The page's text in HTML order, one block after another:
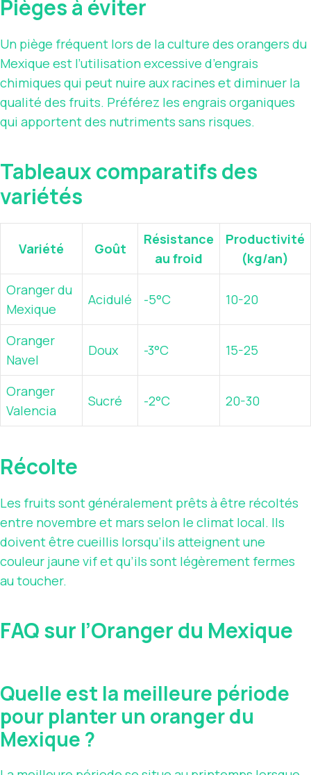
Pièges à éviter
Un piège fréquent lors de la culture des orangers du
Mexique est l’utilisation excessive d’engrais
chimiques qui peut nuire aux racines et diminuer la
qualité des fruits. Préférez les engrais organiques
qui apportent des nutriments sans risques.
Tableaux comparatifs des
variétés
Variété Goût
Résistance
au froid
Productivité
(kg/an)
Oranger du
Mexique
Acidulé -5°C 10-20
Oranger
Navel
Doux -3°C 15-25
Oranger
Valencia
Sucré -2°C 20-30
Récolte
Les fruits sont généralement prêts à être récoltés
entre novembre et mars selon le climat local. Ils
doivent être cueillis lorsqu’ils atteignent une
couleur jaune vif et qu’ils sont légèrement fermes
au toucher.
FAQ sur l’Oranger du Mexique
Quelle est la meilleure période
pour planter un oranger du
Mexique ?